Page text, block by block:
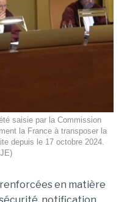
saisie par la Commission
la France à transposer la
depuis le 17 octobre 2024.
en matière